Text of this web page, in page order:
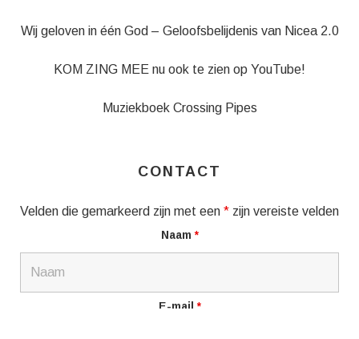
Wij geloven in één God – Geloofsbelijdenis van Nicea 2.0
KOM ZING MEE nu ook te zien op YouTube!
Muziekboek Crossing Pipes
CONTACT
Velden die gemarkeerd zijn met een * zijn vereiste velden
Naam *
E-mail *